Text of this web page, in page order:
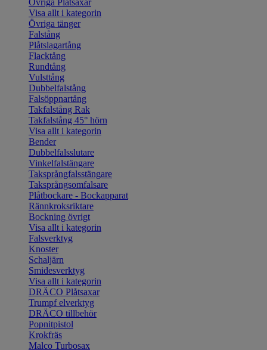
Övriga Plåtsaxar
Visa allt i kategorin
Övriga tänger
Falstång
Plåtslagartång
Flacktång
Rundtång
Vulsttång
Dubbelfalstång
Falsöppnartång
Takfalstång Rak
Takfalstång 45° hörn
Visa allt i kategorin
Bender
Dubbelfalsslutare
Vinkelfalstängare
Taksprångfalsstängare
Taksprångsomfalsare
Plåtbockare - Bockapparat
Rännkroksriktare
Bockning övrigt
Visa allt i kategorin
Falsverktyg
Knoster
Schaljärn
Smidesverktyg
Visa allt i kategorin
DRÄCO Plåtsaxar
Trumpf elverktyg
DRÄCO tillbehör
Popnitpistol
Krokfräs
Malco Turbosax